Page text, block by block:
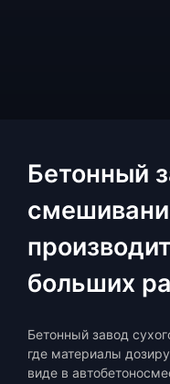
Бетонный
больших
Бетонный завод
где материалы
виде в